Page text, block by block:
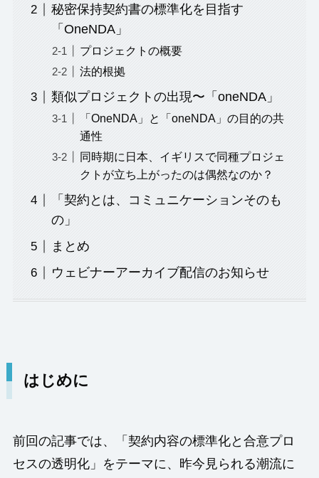
秘密保持契約書の標準化を目指す
「OneNDA」
プロジェクトの概要
法的根拠
類似プロジェクトの出現〜「oneNDA」
「OneNDA」と「oneNDA」の目的の共
通性
同時期に日本、イギリスで同種プロジェ
クトが立ち上がったのは偶然なのか？
「契約とは、コミュニケーションそのも
の」
まとめ
ウェビナーアーカイブ配信のお知らせ
はじめに
前回の記事では、「契約内容の標準化と合意プロ
セスの透明化」をテーマに、昨今見られる潮流に